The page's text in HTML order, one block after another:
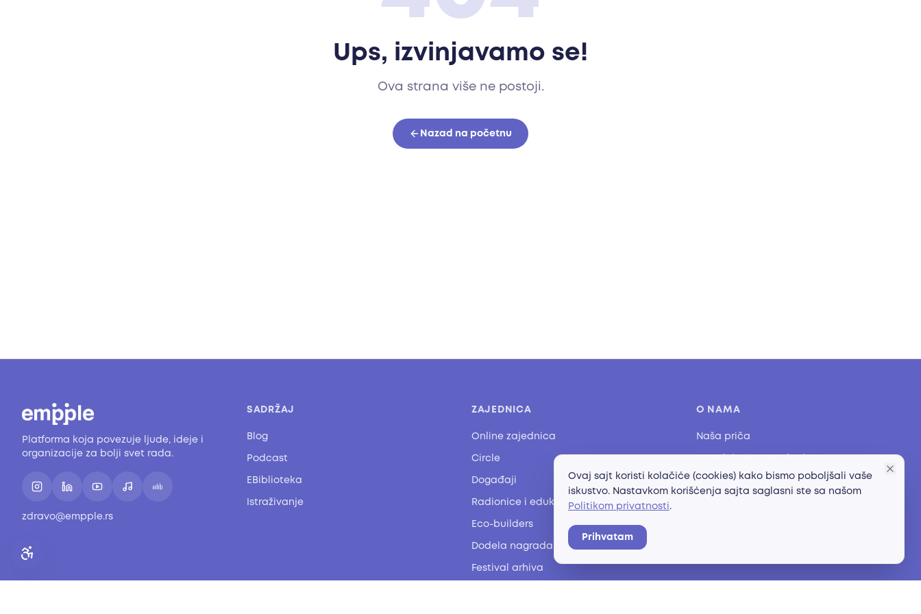
Ups, izvinjavamo se!
Ova strana više ne postoji.
Nazad na početnu
Platforma koja povezuje ljude, ideje i
organizacije za bolji svet rada.
zdravo@empple.rs
SADRŽAJ
Blog
Podcast
EBiblioteka
Istraživanje
ZAJEDNICA
Online zajednica
Circle
Događaji
Radionice i edukacije
Eco-builders
Dodela nagrada
Festival arhiva
O NAMA
Naša priča
Saradnja sa Empple timom
Ovaj sajt koristi kolačiće (cookies) kako bismo poboljšali vaše
iskustvo. Nastavkom korišćenja sajta saglasni ste sa našom
Politikom privatnosti.
Prihvatam